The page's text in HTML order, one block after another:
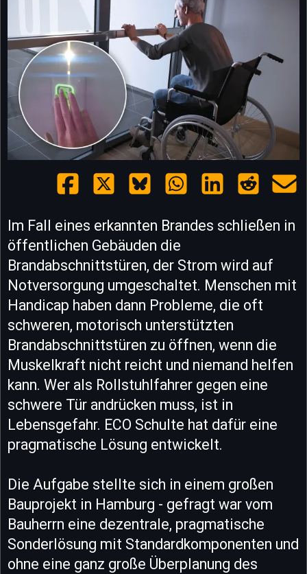
Im Fall eines erkannten Brandes schließen in
öffentlichen Gebäuden die
Brandabschnittstüren, der Strom wird auf
Notversorgung umgeschaltet. Menschen mit
Handicap haben dann Probleme, die oft
schweren, motorisch unterstützten
Brandabschnittstüren zu öffnen, wenn die
Muskelkraft nicht reicht und niemand helfen
kann. Wer als Rollstuhlfahrer gegen eine
schwere Tür andrücken muss, ist in
Lebensgefahr. ECO Schulte hat dafür eine
pragmatische Lösung entwickelt.
Die Aufgabe stellte sich in einem großen
Bauprojekt in Hamburg - gefragt war vom
Bauherrn eine dezentrale, pragmatische
Sonderlösung mit Standardkomponenten und
ohne eine ganz große Überplanung des